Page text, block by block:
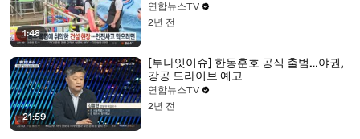
1:48
연합뉴스TV
2년 전
21:59
[투나잇이슈] 한동훈호 공식 출범…야권,
강공 드라이브 예고
연합뉴스TV
2년 전